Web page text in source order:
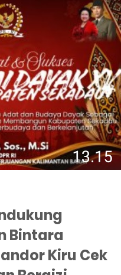
Bintara
Kiru Cek